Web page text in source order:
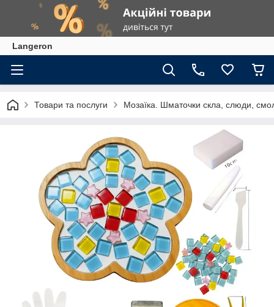
Langeron
Товари та послуги Мозаїка. Шматочки скла, слюди,